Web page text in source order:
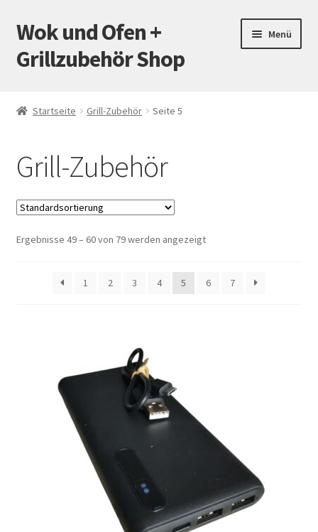
Zur
Navigation
springen
Zum
Inhalt
springen
Wok und Ofen +
Grillzubehör Shop
Menü
Warenkorb
Versand
Zahlungsarten
Startseite Grill-Zubehör Seite 5
Grill-Zubehör
Ergebnisse 49 – 60 von 79 werden angezeigt
1 2 3 4 5 6 7